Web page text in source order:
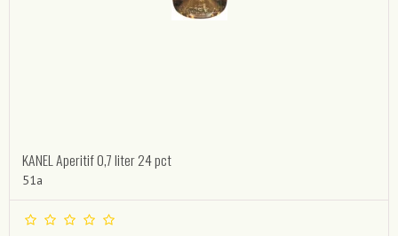
KANEL Aperitif 0,7 liter 24 pct
51a